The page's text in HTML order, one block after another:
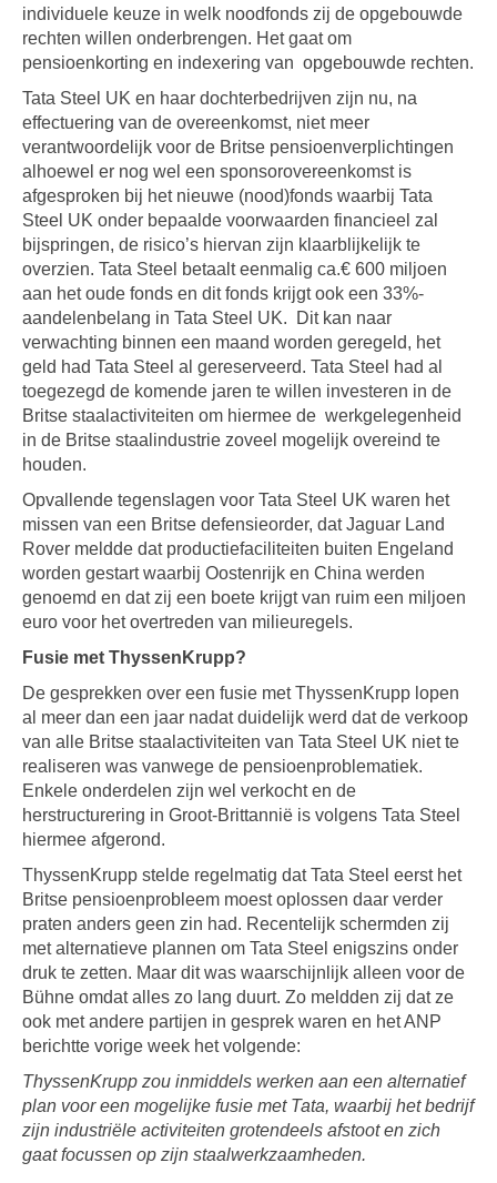
individuele keuze in welk noodfonds zij de opgebouwde
rechten willen onderbrengen. Het gaat om
pensioenkorting en indexering van opgebouwde rechten.
Tata Steel UK en haar dochterbedrijven zijn nu, na
effectuering van de overeenkomst, niet meer
verantwoordelijk voor de Britse pensioenverplichtingen
alhoewel er nog wel een sponsorovereenkomst is
afgesproken bij het nieuwe (nood)fonds waarbij Tata
Steel UK onder bepaalde voorwaarden financieel zal
bijspringen, de risico’s hiervan zijn klaarblijkelijk te
overzien. Tata Steel betaalt eenmalig ca.€ 600 miljoen
aan het oude fonds en dit fonds krijgt ook een 33%-
aandelenbelang in Tata Steel UK. Dit kan naar
verwachting binnen een maand worden geregeld, het
geld had Tata Steel al gereserveerd. Tata Steel had al
toegezegd de komende jaren te willen investeren in de
Britse staalactiviteiten om hiermee de werkgelegenheid
in de Britse staalindustrie zoveel mogelijk overeind te
houden.
Opvallende tegenslagen voor Tata Steel UK waren het
missen van een Britse defensieorder, dat Jaguar Land
Rover meldde dat productiefaciliteiten buiten Engeland
worden gestart waarbij Oostenrijk en China werden
genoemd en dat zij een boete krijgt van ruim een miljoen
euro voor het overtreden van milieuregels.
Fusie met ThyssenKrupp?
De gesprekken over een fusie met ThyssenKrupp lopen
al meer dan een jaar nadat duidelijk werd dat de verkoop
van alle Britse staalactiviteiten van Tata Steel UK niet te
realiseren was vanwege de pensioenproblematiek.
Enkele onderdelen zijn wel verkocht en de
herstructurering in Groot-Brittannië is volgens Tata Steel
hiermee afgerond.
ThyssenKrupp stelde regelmatig dat Tata Steel eerst het
Britse pensioenprobleem moest oplossen daar verder
praten anders geen zin had. Recentelijk schermden zij
met alternatieve plannen om Tata Steel enigszins onder
druk te zetten. Maar dit was waarschijnlijk alleen voor de
Bühne omdat alles zo lang duurt. Zo meldden zij dat ze
ook met andere partijen in gesprek waren en het ANP
berichtte vorige week het volgende:
ThyssenKrupp zou inmiddels werken aan een alternatief
plan voor een mogelijke fusie met Tata, waarbij het bedrijf
zijn industriële activiteiten grotendeels afstoot en zich
gaat focussen op zijn staalwerkzaamheden.